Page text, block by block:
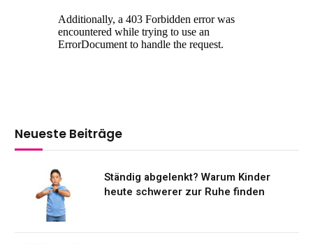
Neueste Beiträge
Ständig abgelenkt? Warum Kinder
heute schwerer zur Ruhe finden